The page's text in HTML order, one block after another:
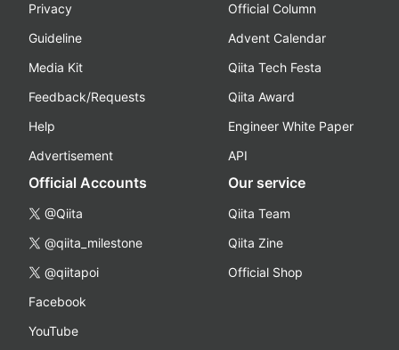
Privacy
Guideline
Media Kit
Feedback/Requests
Help
Advertisement
Official Column
Advent Calendar
Qiita Tech Festa
Qiita Award
Engineer White Paper
API
Official Accounts
@Qiita
@qiita_milestone
@qiitapoi
Facebook
YouTube
Our service
Qiita Team
Qiita Zine
Official Shop